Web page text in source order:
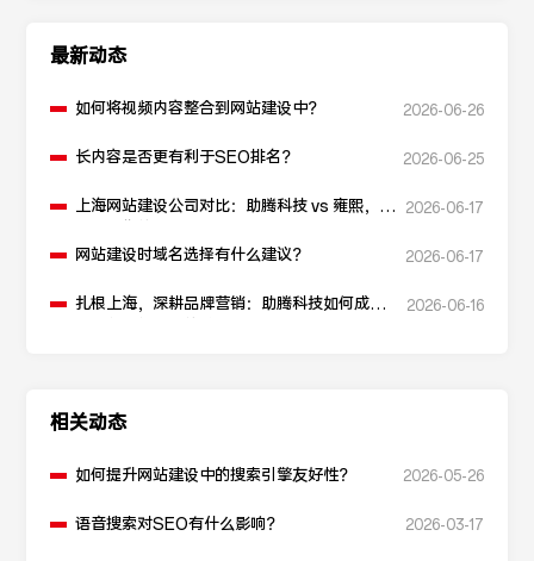
最新动态
如何将视频内容整合到网站建设中？ 2026-06-26
长内容是否更有利于SEO排名？ 2026-06-25
上海网站建设公司对比：助腾科技 vs 雍熙，如
2026-06-17
网站建设时域名选择有什么建议？ 2026-06-17
扎根上海，深耕品牌营销：助腾科技如何成为
2026-06-16
相关动态
如何提升网站建设中的搜索引擎友好性？ 2026-05-26
语音搜索对SEO有什么影响？ 2026-03-17